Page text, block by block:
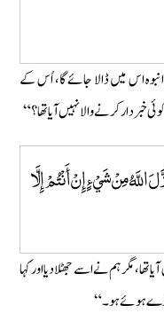
اس میں ڈالا جائے گا، اُس کے
کرنے والا نہیں آیا تھا؟“
اللَّهُ مِنْ شَيْءٍ إِنْ أَنْتُمْ إِلَّا
، مگر ہم نے اسے جھٹلا دیا اور کہا
پڑے ہوئے ہو۔“